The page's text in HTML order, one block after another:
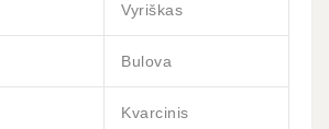
Vyriškas
Bulova
Kvarcinis